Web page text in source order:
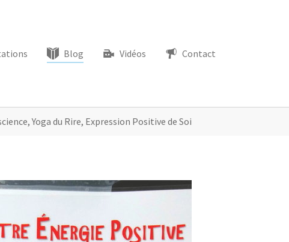
Blog Vidéos Contact
Yoga du Rire, Expression Positive de Soi